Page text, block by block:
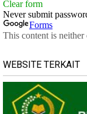
WEBSITE TERKAIT